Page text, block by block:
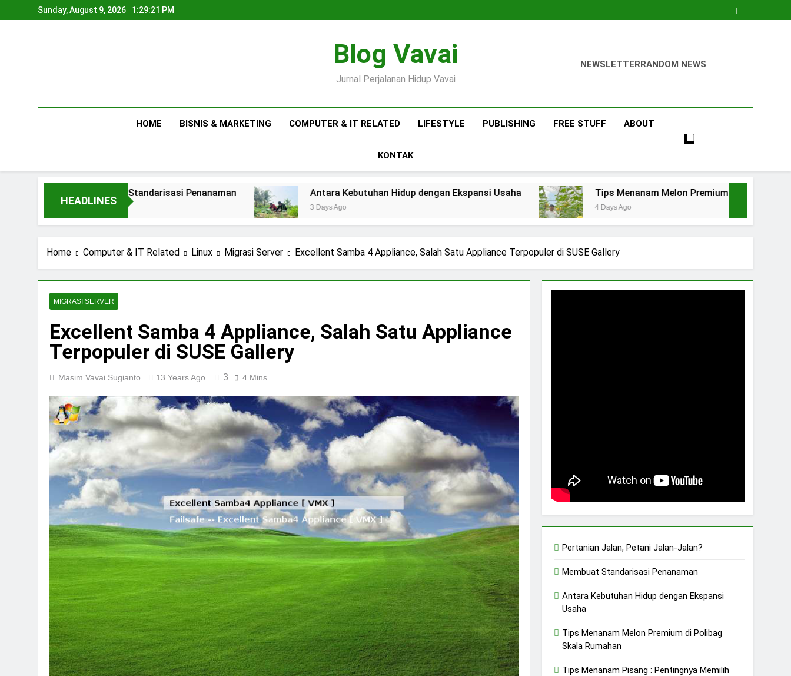
to
Sunday, August 9, 2026 1:29:22 PM
Premium
di
Polibag
Rumahan
Petani
Jalan-
Jalan?
Standarisasi
Penanaman
Antara
Kebutuhan
Hidup
Ekspansi
Tips
Menanam
Premium
Skala
Rumahan
Pertanian
Petani
Standarisasi
Antara
dengan
Ekspansi
Usaha
Melon
Premium
Rumahan
Blog Vavai
Jurnal Perjalanan Hidup Vavai
NEWSLETTERRANDOM NEWS
HOME BISNIS & MARKETING COMPUTER & IT RELATED LIFESTYLE PUBLISHING FREE STUFF ABOUT
KONTAK
HEADLINES
Membuat Standarisasi Penanaman Antara Kebutuhan Hidup dengan Ekspansi Usaha
3 Days Ago
Tips Menanam Melon Premium di Polibag Skala Rumahan
4 Days Ago
Home Computer & IT Related Linux Migrasi Server Excellent Samba 4 Appliance, Salah Satu Appliance Terpopuler di SUSE Gallery
MIGRASI SERVER
Excellent Samba 4 Appliance, Salah Satu Appliance
Terpopuler di SUSE Gallery
Masim Vavai Sugianto 13 Years Ago 3 4 Mins
Pertanian Jalan, Petani Jalan-Jalan?
Membuat Standarisasi Penanaman
Antara Kebutuhan Hidup dengan Ekspansi
Usaha
Tips Menanam Melon Premium di Polibag
Skala Rumahan
Tips Menanam Pisang : Pentingnya Memilih